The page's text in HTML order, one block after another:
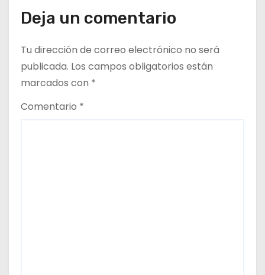
Deja un comentario
Tu dirección de correo electrónico no será
publicada. Los campos obligatorios están
marcados con *
Comentario *